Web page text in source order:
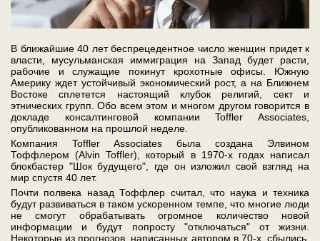
В ближайшие 40 лет беспрецедентное число женщин придет к
власти, мусульманская иммиграция на Запад будет расти,
рабочие и служащие покинут крохотные офисы. Южную
Америку ждет устойчивый экономический рост, а на Ближнем
Востоке сплетется настоящий клубок религий, сект и
этнических групп. Обо всем этом и многом другом говорится в
докладе консалтинговой компании Toffler Associates,
опубликованном на прошлой неделе.
Компания Toffler Associates была создана Элвином
Тоффлером (Alvin Toffler), который в 1970-х годах написал
блокбастер "Шок будущего", где он изложил свой взгляд на
мир спустя 40 лет.
Почти полвека назад Тоффлер считал, что наука и техника
будут развиваться в таком ускоренном темпе, что многие люди
не смогут обрабатывать огромное количество новой
информации и будут попросту "отключаться" от жизни.
Некоторые из прогнозов, написанных автором в 70-х, сбылись.